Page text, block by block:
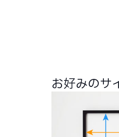
お好みのサ